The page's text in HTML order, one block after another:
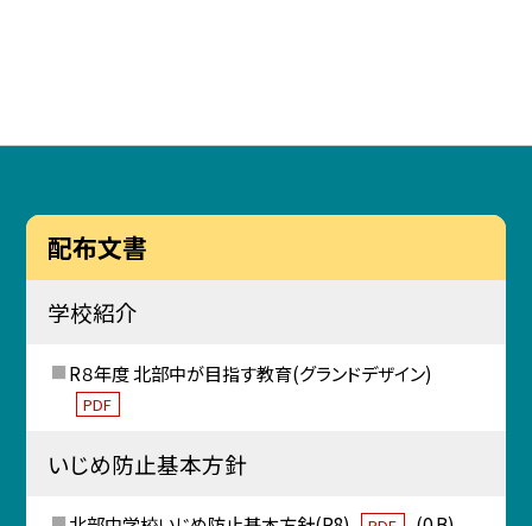
配布文書
学校紹介
R８年度 北部中が目指す教育(グランドデザイン)
PDF
いじめ防止基本方針